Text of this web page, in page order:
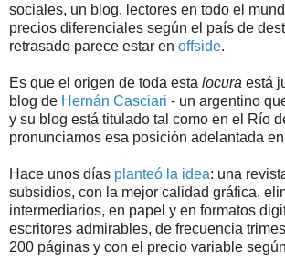
sociales, un blog, lectores en todo el
precios diferenciales según el país de
retrasado parece estar en offside.
Es que el origen de toda esta locura está
blog de Hernán Casciari - un argentino
y su blog está titulado tal como en el Río
pronunciamos esa posición adelantada
Hace unos días planteó la idea: una
subsidios, con la mejor calidad gráfica,
intermediarios, en papel y en formatos
escritores admirables, de frecuencia
200 páginas y con el precio variable